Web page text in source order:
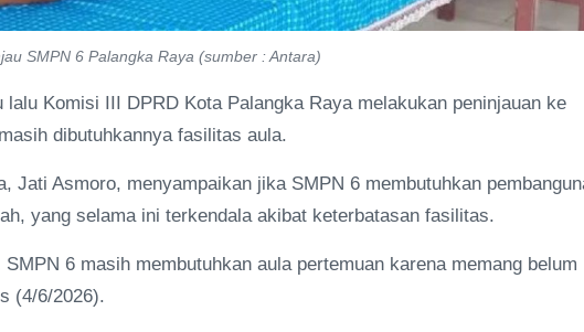
SMPN 6 Palangka Raya (sumber : Antara)
lalu Komisi III DPRD Kota Palangka Raya melakukan peninjauan ke
dibutuhkannya fasilitas aula.
Jati Asmoro, menyampaikan jika SMPN 6 membutuhkan
yang selama ini terkendala akibat keterbatasan fasilitas.
6 masih membutuhkan aula pertemuan karena memang belum
(4/6/2026).